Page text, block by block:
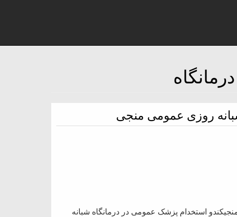
روزی عمومی منجی
استخدام پزشک عمومی در درمانگاه شبانه